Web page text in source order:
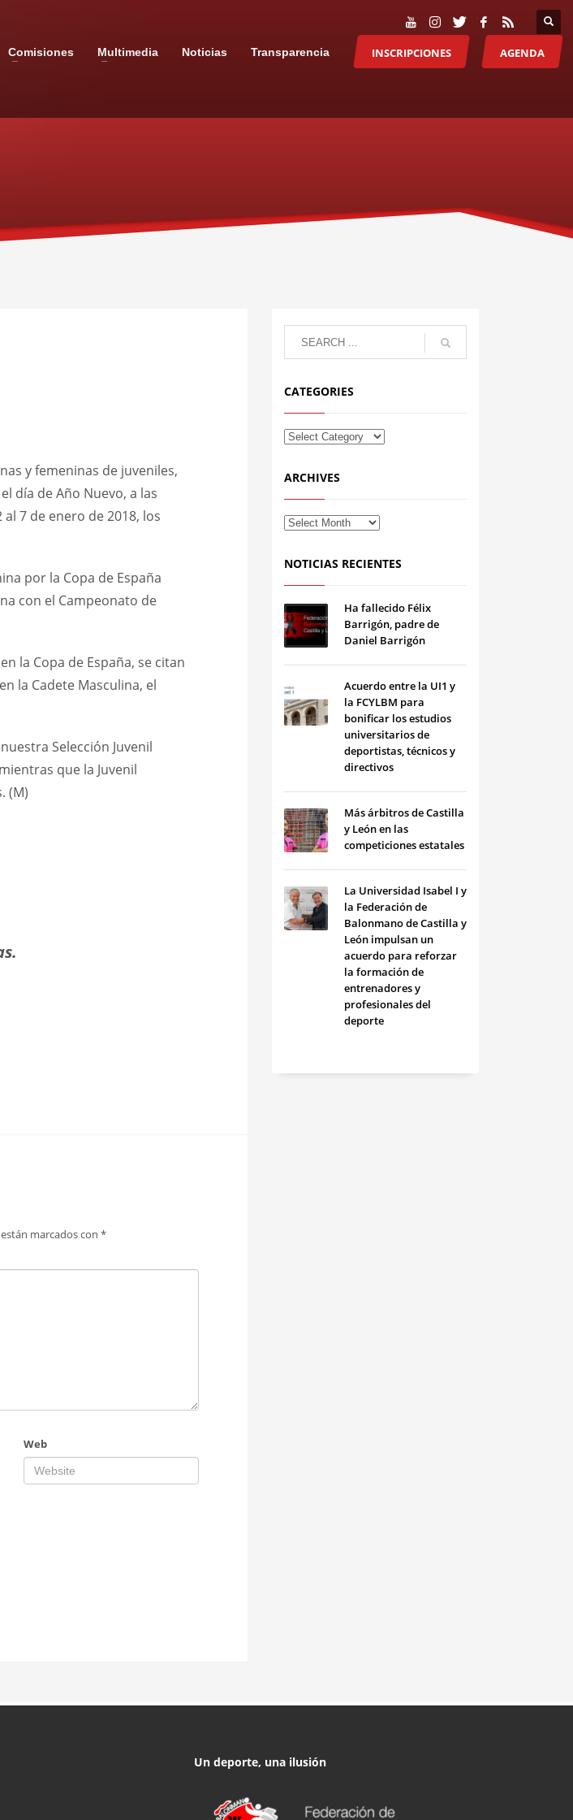
Comisiones Multimedia Noticias Transparencia INSCRIPCIONES AGENDA
y femeninas de juveniles,
día de Año Nuevo, a las
7 de enero de 2018, los
por la Copa de España
con el Campeonato de
la Copa de España, se citan
la Cadete Masculina, el
Selección Juvenil
que la Juvenil
(M)
marcados con *
Web
CATEGORIES
ARCHIVES
NOTICIAS RECIENTES
Ha fallecido Félix
Barrigón, padre de
Daniel Barrigón
Acuerdo entre la UI1 y
la FCYLBM para
bonificar los estudios
universitarios de
deportistas, técnicos y
directivos
Más árbitros de Castilla
y León en las
competiciones estatales
La Universidad Isabel I y
la Federación de
Balonmano de Castilla y
León impulsan un
acuerdo para reforzar
la formación de
entrenadores y
profesionales del
deporte
Un deporte, una ilusión